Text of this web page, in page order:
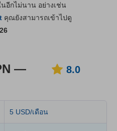
8.4
อีกไม่นาน อย่างเช่น
คุณยังสามารถเข้าไปดู
—
8.0
5 USD/เดือน